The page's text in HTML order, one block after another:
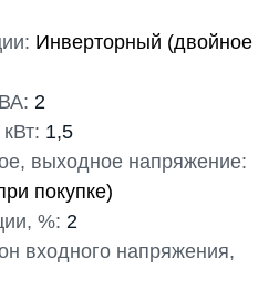
Инверторный (двойное
2
1,5
выходное напряжение:
покупке)
%: 2
входного напряжения,